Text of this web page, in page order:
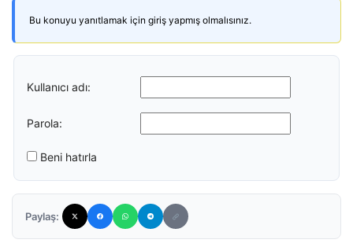
Bu konuyu yanıtlamak için giriş yapmış olmalısınız.
Kullanıcı adı:
Parola:
Beni hatırla
Paylaş: